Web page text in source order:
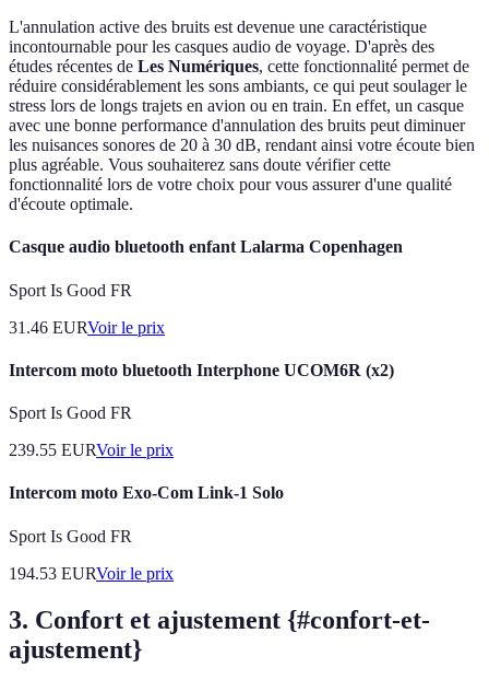
L'annulation active des bruits est devenue une caractéristique
incontournable pour les casques audio de voyage. D'après des
études récentes de Les Numériques, cette fonctionnalité permet de
réduire considérablement les sons ambiants, ce qui peut soulager le
stress lors de longs trajets en avion ou en train. En effet, un casque
avec une bonne performance d'annulation des bruits peut diminuer
les nuisances sonores de 20 à 30 dB, rendant ainsi votre écoute bien
plus agréable. Vous souhaiterez sans doute vérifier cette
fonctionnalité lors de votre choix pour vous assurer d'une qualité
d'écoute optimale.
Casque audio bluetooth enfant Lalarma Copenhagen
Sport Is Good FR
31.46 EURVoir le prix
Intercom moto bluetooth Interphone UCOM6R (x2)
Sport Is Good FR
239.55 EURVoir le prix
Intercom moto Exo-Com Link-1 Solo
Sport Is Good FR
194.53 EURVoir le prix
3. Confort et ajustement {#confort-et-
ajustement}